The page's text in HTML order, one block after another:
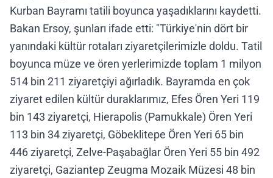
Kurban Bayramı tatili boyunca yaşadıklarını kaydetti.
Bakan Ersoy, şunları ifade etti: "Türkiye'nin dört bir
yanındaki kültür rotaları ziyaretçilerimizle doldu. Tatil
boyunca müze ve ören yerlerimizde toplam 1 milyon
514 bin 211 ziyaretçiyi ağırladık. Bayramda en çok
ziyaret edilen kültür duraklarımız, Efes Ören Yeri 119
bin 143 ziyaretçi, Hierapolis (Pamukkale) Ören Yeri
113 bin 34 ziyaretçi, Göbeklitepe Ören Yeri 65 bin
446 ziyaretçi, Zelve-Paşabağlar Ören Yeri 55 bin 492
ziyaretçi, Gaziantep Zeugma Mozaik Müzesi 48 bin